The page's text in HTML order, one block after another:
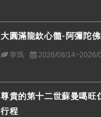
大圓滿龍欽心髓-阿彌陀
寧瑪 2026/08/14~2026/
尊貴的第十二世蘇曼噶旺
行程